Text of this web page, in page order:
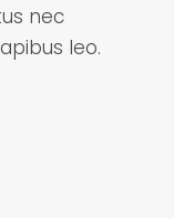
nec
leo.